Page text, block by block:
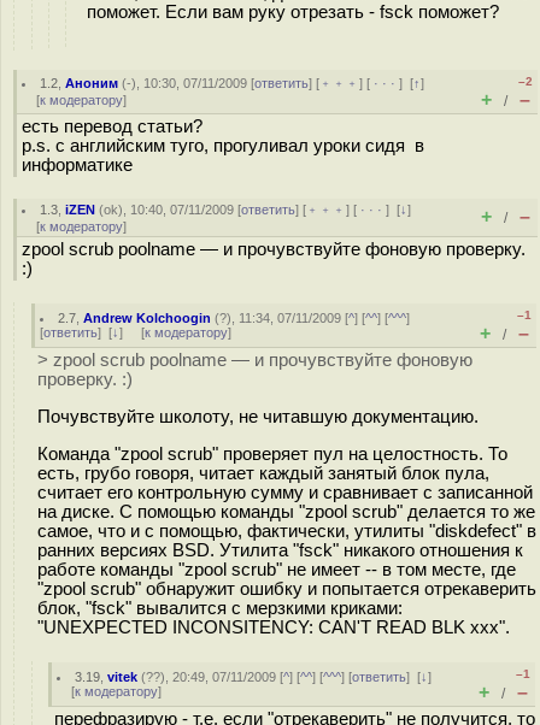
поможет. Если вам руку отрезать - fsck поможет?
1.2 ,Аноним (-), 10:30, 07/11/2009 [ответить] [ ﹢﹢﹢] [ · · ·][↑]
[к модератору]
–2
+ / –
есть перевод статьи?
p.s. с английским туго, прогуливал уроки сидя в
информатике
1.3 ,iZEN (ok), 10:40, 07/11/2009 [ответить] [ ﹢﹢﹢] [ · · ·][↓]
[к модератору] + / –
zpool scrub poolname — и прочувствуйте фоновую проверку.
:)
2.7 ,Andrew Kolchoogin (?), 11:34, 07/11/2009 [^] [^^] [^^^]
[ответить] [↓] [к модератору]
–1
+ / –
> zpool scrub poolname — и прочувствуйте фоновую
проверку. :)
Почувствуйте школоту, не читавшую документацию.
Команда "zpool scrub" проверяет пул на целостность. То
есть, грубо говоря, читает каждый занятый блок пула,
считает его контрольную сумму и сравнивает с записанной
на диске. С помощью команды "zpool scrub" делается то же
самое, что и с помощью, фактически, утилиты "diskdefect" в
ранних версиях BSD. Утилита "fsck" никакого отношения к
работе команды "zpool scrub" не имеет -- в том месте, где
"zpool scrub" обнаружит ошибку и попытается отрекаверить
блок, "fsck" вывалится с мерзкими криками:
"UNEXPECTED INCONSITENCY: CAN'T READ BLK xxx".
3.19 ,vitek (??), 20:49, 07/11/2009 [^] [^^] [^^^] [ответить][↓]
[к модератору]
–1
+ / –
перефразирую - т.е. если "отрекаверить" не получится, то